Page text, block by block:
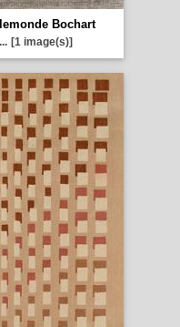
Bochart
... [1 image(s)]